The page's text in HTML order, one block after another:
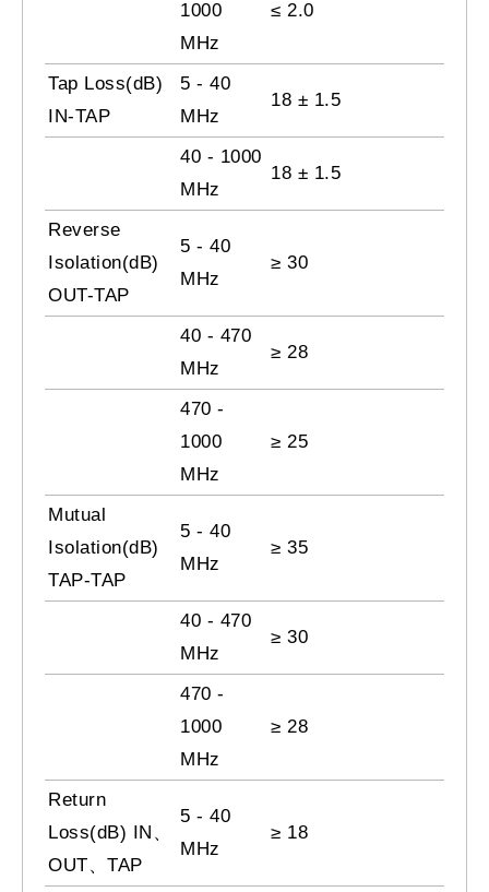
1000
MHz
≤ 2.0
Tap Loss(dB)
IN-TAP
5 - 40
MHz
18 ± 1.5
40 - 1000
MHz
18 ± 1.5
Reverse
Isolation(dB)
OUT-TAP
5 - 40
MHz
≥ 30
40 - 470
MHz
≥ 28
470 -
1000
MHz
≥ 25
Mutual
Isolation(dB)
TAP-TAP
5 - 40
MHz
≥ 35
40 - 470
MHz
≥ 30
470 -
1000
MHz
≥ 28
Return
Loss(dB) IN、
OUT、TAP
5 - 40
MHz
≥ 18